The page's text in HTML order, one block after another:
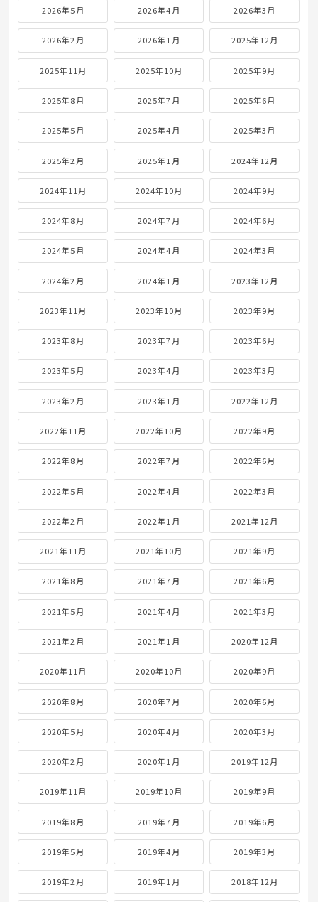
2026年5月 2026年4月 2026年3月
2026年2月 2026年1月 2025年12月
2025年11月 2025年10月 2025年9月
2025年8月 2025年7月 2025年6月
2025年5月 2025年4月 2025年3月
2025年2月 2025年1月 2024年12月
2024年11月 2024年10月 2024年9月
2024年8月 2024年7月 2024年6月
2024年5月 2024年4月 2024年3月
2024年2月 2024年1月 2023年12月
2023年11月 2023年10月 2023年9月
2023年8月 2023年7月 2023年6月
2023年5月 2023年4月 2023年3月
2023年2月 2023年1月 2022年12月
2022年11月 2022年10月 2022年9月
2022年8月 2022年7月 2022年6月
2022年5月 2022年4月 2022年3月
2022年2月 2022年1月 2021年12月
2021年11月 2021年10月 2021年9月
2021年8月 2021年7月 2021年6月
2021年5月 2021年4月 2021年3月
2021年2月 2021年1月 2020年12月
2020年11月 2020年10月 2020年9月
2020年8月 2020年7月 2020年6月
2020年5月 2020年4月 2020年3月
2020年2月 2020年1月 2019年12月
2019年11月 2019年10月 2019年9月
2019年8月 2019年7月 2019年6月
2019年5月 2019年4月 2019年3月
2019年2月 2019年1月 2018年12月